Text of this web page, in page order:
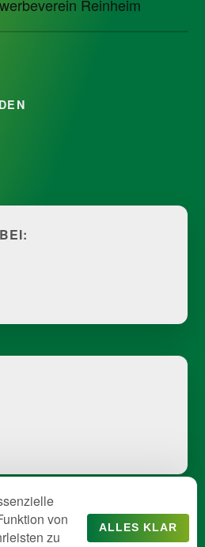
von
zu
ALLES KLAR